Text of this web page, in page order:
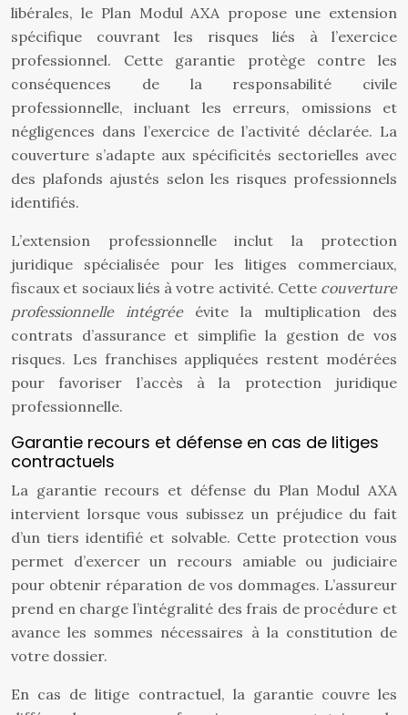
libérales, le Plan Modul AXA propose une extension
spécifique couvrant les risques liés à l’exercice
professionnel. Cette garantie protège contre les
conséquences de la responsabilité civile
professionnelle, incluant les erreurs, omissions et
négligences dans l’exercice de l’activité déclarée. La
couverture s’adapte aux spécificités sectorielles avec
des plafonds ajustés selon les risques professionnels
identifiés.
L’extension professionnelle inclut la protection
juridique spécialisée pour les litiges commerciaux,
fiscaux et sociaux liés à votre activité. Cette couverture
professionnelle intégrée évite la multiplication des
contrats d’assurance et simplifie la gestion de vos
risques. Les franchises appliquées restent modérées
pour favoriser l’accès à la protection juridique
professionnelle.
Garantie recours et défense en cas de litiges
contractuels
La garantie recours et défense du Plan Modul AXA
intervient lorsque vous subissez un préjudice du fait
d’un tiers identifié et solvable. Cette protection vous
permet d’exercer un recours amiable ou judiciaire
pour obtenir réparation de vos dommages. L’assureur
prend en charge l’intégralité des frais de procédure et
avance les sommes nécessaires à la constitution de
votre dossier.
En cas de litige contractuel, la garantie couvre les